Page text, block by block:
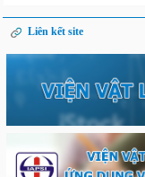
Liên kết site